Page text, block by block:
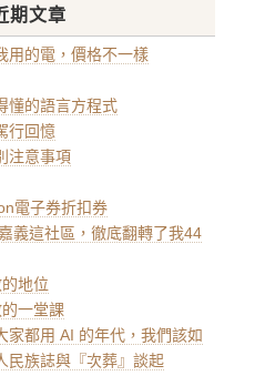
期文章
用的電，價格不一樣
懂的語言方程式
行回憶
注意事項
電子券折扣券
義這社區，徹底翻轉了我44
地位
一堂課
家都用 AI 的年代，我們該如
民族誌與『次葬』談起